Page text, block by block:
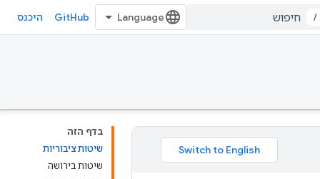
/
GitHub היכנס
בדף הזה
שיטות ציבוריות
שיטות בירושה